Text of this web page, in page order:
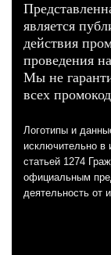
является
действия
проведения
Мы не
всех
Логотипы и
исключительно в
статьей 1274
официальным
деятельность от